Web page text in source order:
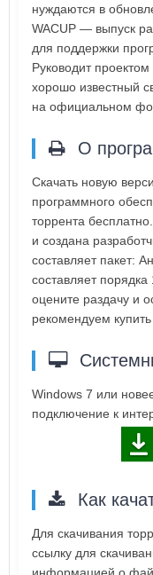
нуждаются в
WACUP — выпуск
для поддержки
Руководит
хорошо известный
на официальном
О
Скачать новую
программного
торрента
и создана
составляет пакет:
составляет
оцените раздачу и
рекомендуем
Windows 7 или
подключение к
Как
Для скачивания
ссылку для
информацией о